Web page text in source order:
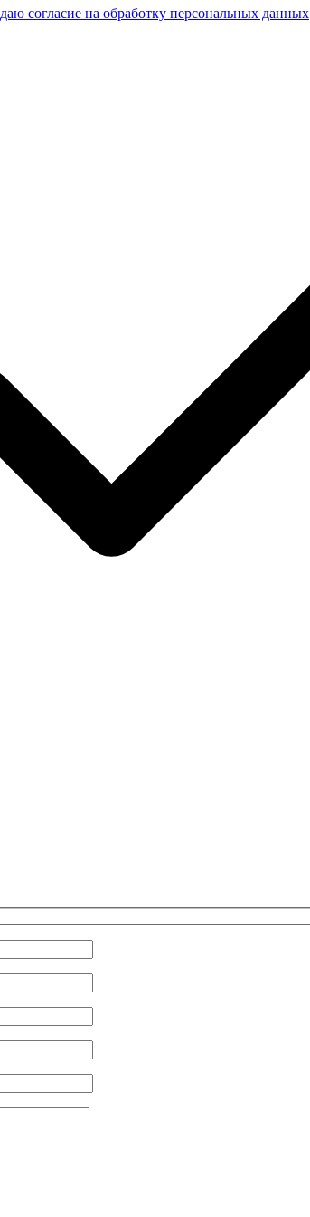
даю согласие на обработку персональных данных